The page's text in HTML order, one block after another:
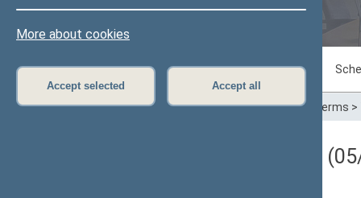
More about cookies
Accept selected Accept all
Sitting in progress Plenary sittings
Home>Plenary sittings>Parliamentary terms >
Darbotvarkės klausimas